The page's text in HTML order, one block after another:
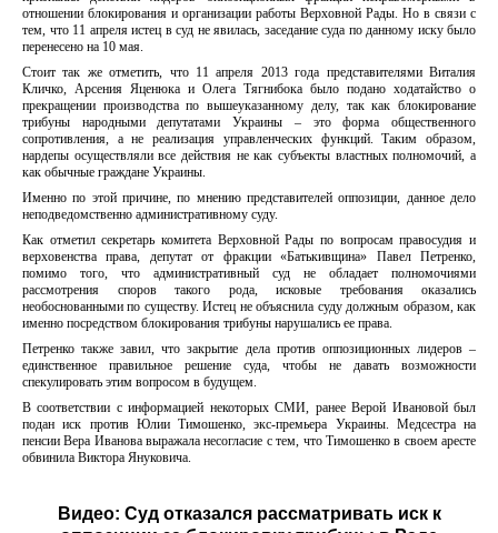
отношении блокирования и организации работы Верховной Рады. Но в связи с
тем, что 11 апреля истец в суд не явилась, заседание суда по данному иску было
перенесено на 10 мая.
Стоит так же отметить, что 11 апреля 2013 года представителями Виталия
Кличко, Арсения Яценюка и Олега Тягнибока было подано ходатайство о
прекращении производства по вышеуказанному делу, так как блокирование
трибуны народными депутатами Украины – это форма общественного
сопротивления, а не реализация управленческих функций. Таким образом,
нардепы осуществляли все действия не как субъекты властных полномочий, а
как обычные граждане Украины.
Именно по этой причине, по мнению представителей оппозиции, данное дело
неподведомственно административному суду.
Как отметил секретарь комитета Верховной Рады по вопросам правосудия и
верховенства права, депутат от фракции «Батькивщина» Павел Петренко,
помимо того, что административный суд не обладает полномочиями
рассмотрения споров такого рода, исковые требования оказались
необоснованными по существу. Истец не объяснила суду должным образом, как
именно посредством блокирования трибуны нарушались ее права.
Петренко также завил, что закрытие дела против оппозиционных лидеров –
единственное правильное решение суда, чтобы не давать возможности
спекулировать этим вопросом в будущем.
В соответствии с информацией некоторых СМИ, ранее Верой Ивановой был
подан иск против Юлии Тимошенко, экс-премьера Украины. Медсестра на
пенсии Вера Иванова выражала несогласие с тем, что Тимошенко в своем аресте
обвинила Виктора Януковича.
Видео: Суд отказался рассматривать иск к